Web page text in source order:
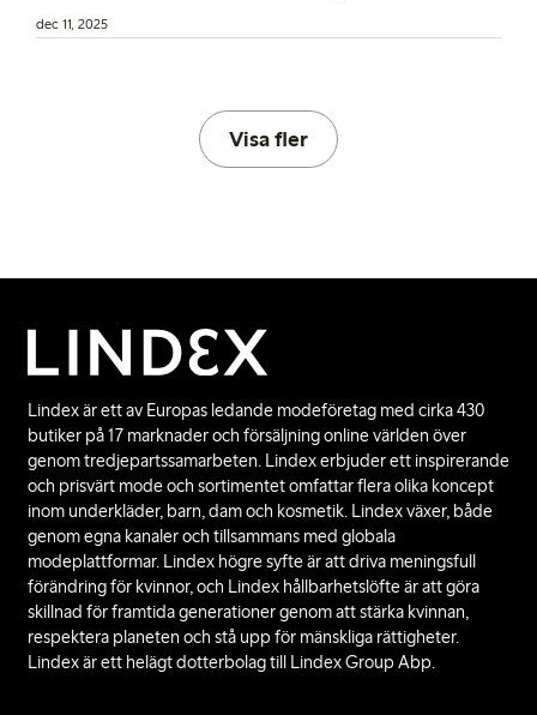
modeföretagets tillväxtresa och långsiktiga strategi att
fortsätta sin internationella expansion och inspirera fler
dec 11, 2025
Visa fler
Lindex är ett av Europas ledande modeföretag med cirka 430
butiker på 17 marknader och försäljning online världen över
genom tredjepartssamarbeten. Lindex erbjuder ett inspirerande
och prisvärt mode och sortimentet omfattar flera olika koncept
inom underkläder, barn, dam och kosmetik. Lindex växer, både
genom egna kanaler och tillsammans med globala
modeplattformar. Lindex högre syfte är att driva meningsfull
förändring för kvinnor, och Lindex hållbarhetslöfte är att göra
skillnad för framtida generationer genom att stärka kvinnan,
respektera planeten och stå upp för mänskliga rättigheter.
Lindex är ett helägt dotterbolag till Lindex Group Abp.